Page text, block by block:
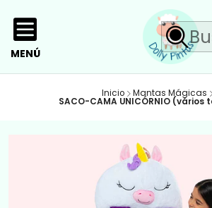
MENÚ
Inicio Mantas Mágicas
SACO-CAMA UNICÓRNIO (vários